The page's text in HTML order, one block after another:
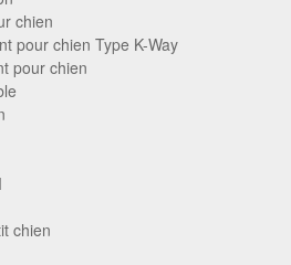
chien
pour chien Type K-Way
pour chien
chien